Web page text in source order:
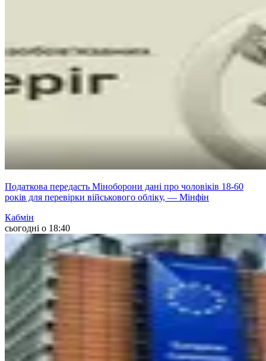
Податкова передасть Міноборони дані про чоловіків 18-60
років для перевірки військового обліку, — Мінфін
Кабмін
сьогодні о 18:40